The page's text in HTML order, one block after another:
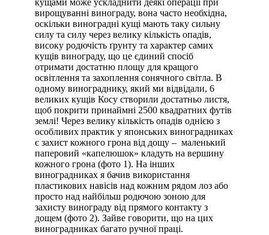
кущами може ускладнити деякі операції при
вирощуванні винограду, вона часто необхідна,
оскільки виноградні кущі мають таку сильну
силу та силу через велику кількість опадів,
високу родючість ґрунту та характер самих
кущів винограду, що це єдиний спосіб
отримати достатню площу для кращого
освітлення та захоплення сонячного світла. В
одному винограднику, який ми відвідали, 6
великих кущів Косу створили достатньо листя,
щоб покрити принаймні 2500 квадратних футів
землі! Через велику кількість опадів однією з
особливих практик у японських виноградниках
є захист кожного грона від дощу – маленький
паперовий «капелюшок» кладуть на вершину
кожного грона (фото 1). На інших
виноградниках я бачив використання
пластикових навісів над кожним рядом лоз або
просто над найбільш родючою зоною для
захисту винограду від прямого контакту з
дощем (фото 2). Зайве говорити, що на цих
виноградниках багато ручної праці.